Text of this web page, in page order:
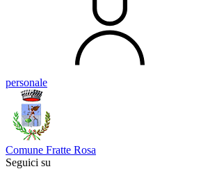
personale
Comune Fratte Rosa
Seguici su